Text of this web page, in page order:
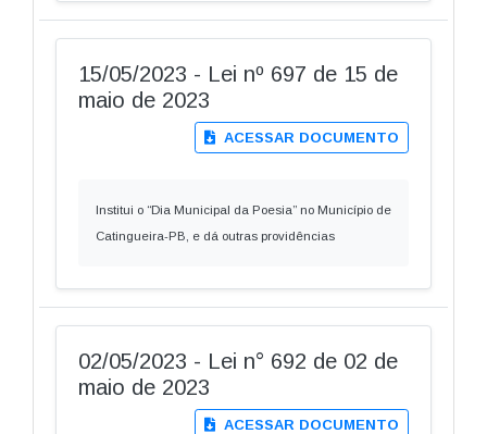
15/05/2023 - Lei nº 697 de 15 de
maio de 2023
ACESSAR DOCUMENTO
Institui o “Dia Municipal da Poesia” no Município de
Catingueira-PB, e dá outras providências
02/05/2023 - Lei n° 692 de 02 de
maio de 2023
ACESSAR DOCUMENTO